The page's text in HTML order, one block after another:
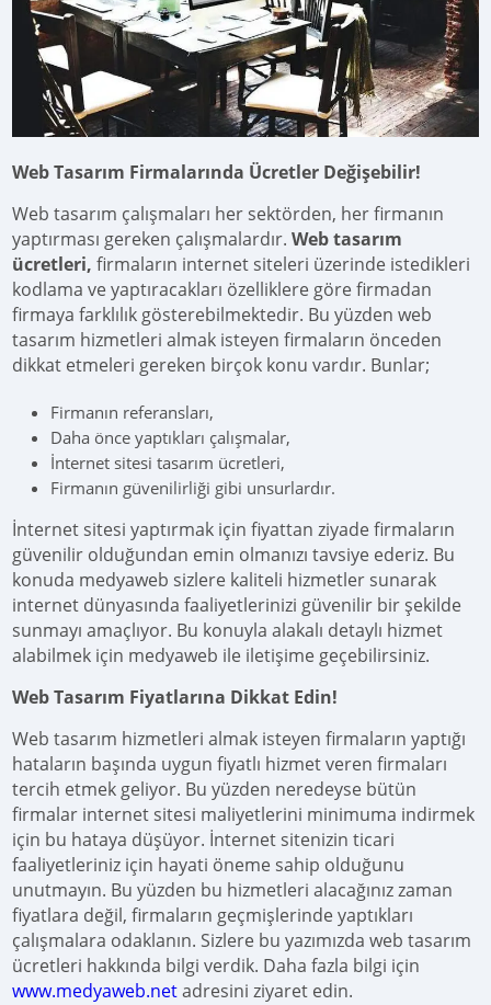
Web Tasarım Firmalarında Ücretler Değişebilir!
Web tasarım çalışmaları her sektörden, her firmanın
yaptırması gereken çalışmalardır.Web tasarım
ücretleri, firmaların internet siteleri üzerinde istedikleri
kodlama ve yaptıracakları özelliklere göre firmadan
firmaya farklılık gösterebilmektedir. Bu yüzden web
tasarım hizmetleri almak isteyen firmaların önceden
dikkat etmeleri gereken birçok konu vardır. Bunlar;
Firmanın referansları,
Daha önce yaptıkları çalışmalar,
İnternet sitesi tasarım ücretleri,
Firmanın güvenilirliği gibi unsurlardır.
İnternet sitesi yaptırmak için fiyattan ziyade firmaların
güvenilir olduğundan emin olmanızı tavsiye ederiz. Bu
konuda medyaweb sizlere kaliteli hizmetler sunarak
internet dünyasında faaliyetlerinizi güvenilir bir şekilde
sunmayı amaçlıyor. Bu konuyla alakalı detaylı hizmet
alabilmek için medyaweb ile iletişime geçebilirsiniz.
Web Tasarım Fiyatlarına Dikkat Edin!
Web tasarım hizmetleri almak isteyen firmaların yaptığı
hataların başında uygun fiyatlı hizmet veren firmaları
tercih etmek geliyor. Bu yüzden neredeyse bütün
firmalar internet sitesi maliyetlerini minimuma indirmek
için bu hataya düşüyor. İnternet sitenizin ticari
faaliyetleriniz için hayati öneme sahip olduğunu
unutmayın. Bu yüzden bu hizmetleri alacağınız zaman
fiyatlara değil, firmaların geçmişlerinde yaptıkları
çalışmalara odaklanın. Sizlere bu yazımızda web tasarım
ücretleri hakkında bilgi verdik. Daha fazla bilgi için
www.medyaweb.netadresini ziyaret edin.